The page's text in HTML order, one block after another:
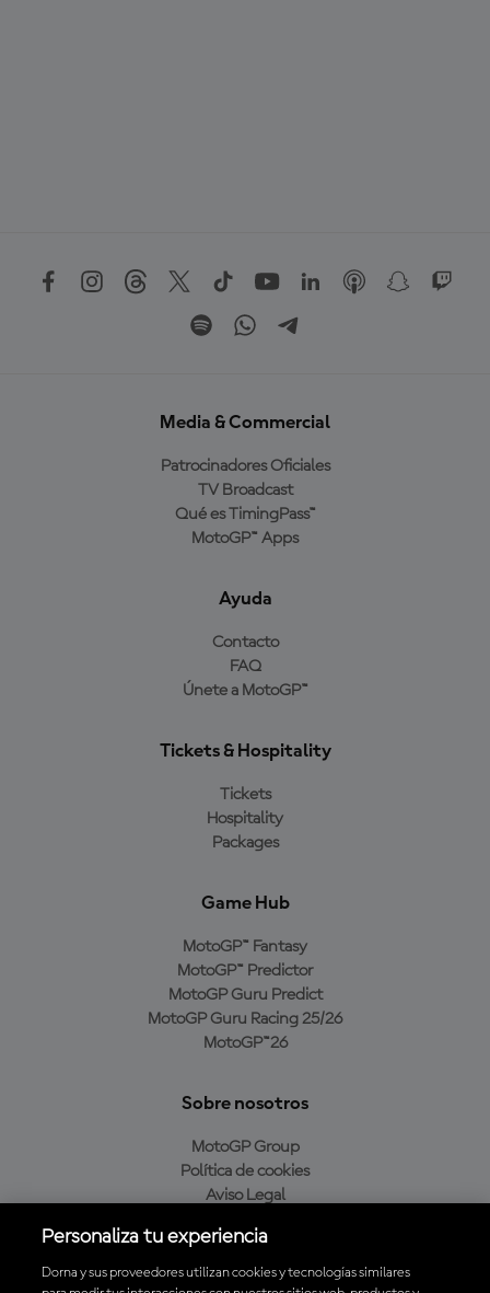
Media & Commercial
Patrocinadores Oficiales
TV Broadcast
Qué es TimingPass™
MotoGP™ Apps
Ayuda
Contacto
FAQ
Únete a MotoGP™
Tickets & Hospitality
Tickets
Hospitality
Packages
Game Hub
MotoGP™ Fantasy
MotoGP™ Predictor
MotoGP Guru Predict
MotoGP Guru Racing 25/26
MotoGP™26
Sobre nosotros
MotoGP Group
Política de cookies
Aviso Legal
Política de compra
Personaliza tu experiencia
Dorna y sus proveedores utilizan cookies y tecnologías similares